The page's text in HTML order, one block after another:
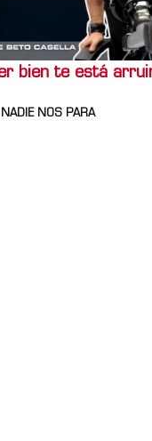
bien te está
NADIE NOS PARA